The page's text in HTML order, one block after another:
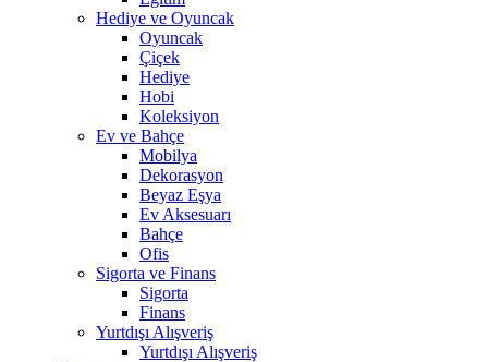
Hediye ve Oyuncak
Oyuncak
Çiçek
Hediye
Hobi
Koleksiyon
Ev ve Bahçe
Mobilya
Dekorasyon
Beyaz Eşya
Ev Aksesuarı
Bahçe
Ofis
Sigorta ve Finans
Sigorta
Finans
Yurtdışı Alışveriş
Yurtdışı Alışveriş